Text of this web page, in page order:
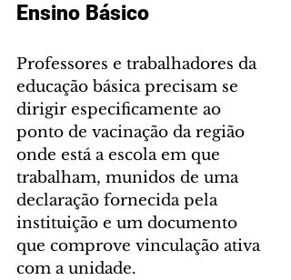
Ensino Básico
Professores e trabalhadores da
educação básica precisam se
dirigir especificamente ao
ponto de vacinação da região
onde está a escola em que
trabalham, munidos de uma
declaração fornecida pela
instituição e um documento
que comprove vinculação ativa
com a unidade.